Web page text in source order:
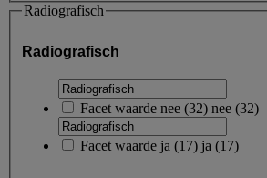
Radiografisch
Radiografisch
Facet waarde nee (32) nee (32)
Facet waarde ja (17) ja (17)